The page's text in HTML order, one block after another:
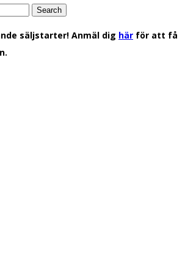
säljstarter! Anmäl dig här för att få